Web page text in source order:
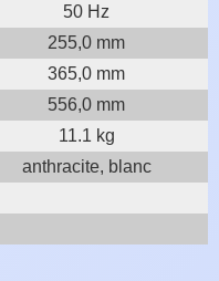
50 Hz
255,0 mm
365,0 mm
556,0 mm
11.1 kg
anthracite, blanc